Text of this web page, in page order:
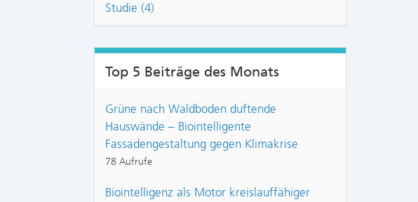
Studie (4)
Top 5 Beiträge des Monats
Grüne nach Waldboden duftende
Hauswände – Biointelligente
Fassadengestaltung gegen Klimakrise
78 Aufrufe
Biointelligenz als Motor kreislauffähiger